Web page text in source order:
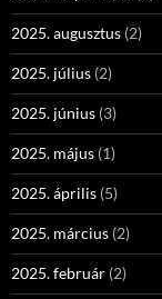
2025. augusztus (2)
2025. július (2)
2025. június (3)
2025. május (1)
2025. április (5)
2025. március (2)
2025. február (2)